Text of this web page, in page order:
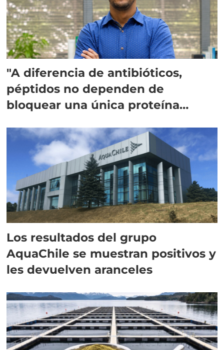
"A diferencia de antibióticos,
péptidos no dependen de
bloquear una única proteína
Los resultados del grupo
AquaChile se muestran positivos y
les devuelven aranceles